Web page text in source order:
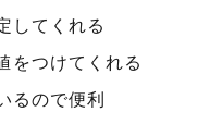
してくれる
をつけてくれる
るので便利